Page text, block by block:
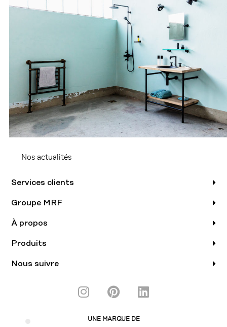
Nos actualités
Services clients
Groupe MRF
À propos
Produits
Nous suivre
I
n
s
P
i
n
L
i
UNE MARQUE DE